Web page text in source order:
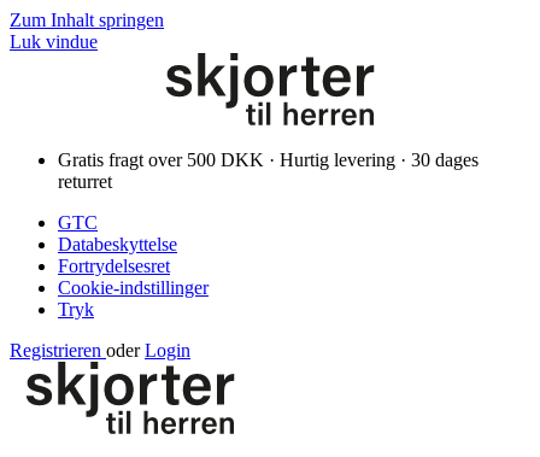
Zum Inhalt springen
Luk vindue
Gratis fragt over 500 DKK · Hurtig levering · 30 dages
returret
GTC
Databeskyttelse
Fortrydelsesret
Cookie-indstillinger
Tryk
Registrieren oder Login